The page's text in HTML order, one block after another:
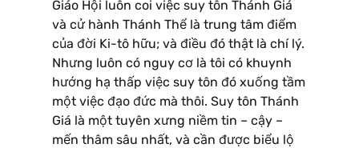
Giáo Hội luôn coi việc suy tôn Thánh Giá
và cử hành Thánh Thể là trung tâm điểm
của đời Ki-tô hữu; và điều đó thật là chí lý.
Nhưng luôn có nguy cơ là tôi có khuynh
hướng hạ thấp việc suy tôn đó xuống tầm
một việc đạo đức mà thôi. Suy tôn Thánh
Giá là một tuyên xưng niềm tin – cậy –
mến thâm sâu nhất, và cần được biểu lộ